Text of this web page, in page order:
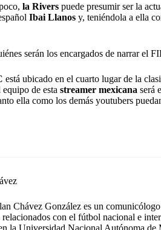
la Rivers puede presumir ser la
Ibai Llanos y, teniéndola a ella
serán los encargados de narrar el
está ubicado en el cuarto lugar de la
de esta streamer mexicana será
ella como los demás youtubers
Chávez González es un
relacionados con el fútbol nacional e
la Universidad Nacional Autónoma de